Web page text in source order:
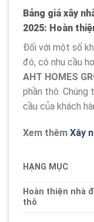
Bảng giá xây
2025: Hoàn
Đối với một số
đó, có nhu cầu
AHT HOMES
phần thô. Chúng
cầu của khách
Xem thêm Xây
HẠNG MỤC
Hoàn thiện nhà
thô